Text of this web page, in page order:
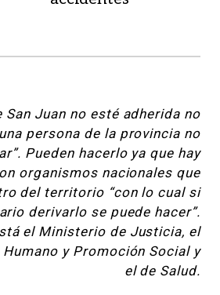
San Juan no esté adherida no
persona de la provincia no
Pueden hacerlo ya que hay
organismos nacionales que
del territorio “con lo cual si
derivarlo se puede hacer”.
el Ministerio de Justicia, el
y Promoción Social y
el de Salud.